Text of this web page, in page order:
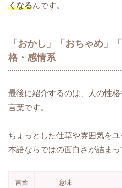
くなるんです。
「おかし」「おちゃめ」
格・感情系
最後に紹介するのは、人の性格
言葉です。
ちょっとした仕草や雰囲気を
本語ならではの面白さが詰まっ
言葉 意味